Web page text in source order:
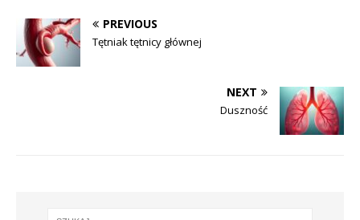
PREVIOUS
Tętniak tętnicy głównej
NEXT
Duszność